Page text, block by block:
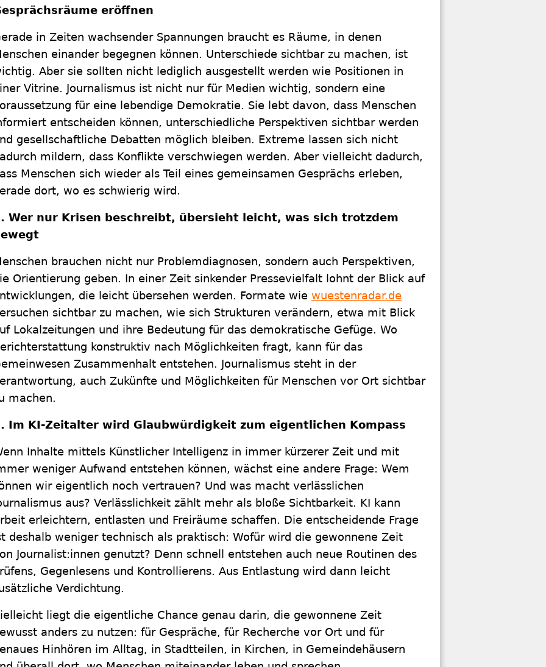
eröffnen
in Zeiten wachsender Spannungen braucht es Räume, in denen
einander begegnen können. Unterschiede sichtbar zu machen, ist
Aber sie sollten nicht lediglich ausgestellt werden wie Positionen in
Vitrine. Journalismus ist nicht nur für Medien wichtig, sondern eine
für eine lebendige Demokratie. Sie lebt davon, dass Menschen
entscheiden können, unterschiedliche Perspektiven sichtbar werden
gesellschaftliche Debatten möglich bleiben. Extreme lassen sich nicht
mildern, dass Konflikte verschwiegen werden. Aber vielleicht dadurch,
Menschen sich wieder als Teil eines gemeinsamen Gesprächs erleben,
dort, wo es schwierig wird.
Wer nur Krisen beschreibt, übersieht leicht, was sich trotzdem
brauchen nicht nur Problemdiagnosen, sondern auch Perspektiven,
Orientierung geben. In einer Zeit sinkender Pressevielfalt lohnt der Blick auf
die leicht übersehen werden. Formate wie wuestenradar.de
sichtbar zu machen, wie sich Strukturen verändern, etwa mit Blick
Lokalzeitungen und ihre Bedeutung für das demokratische Gefüge. Wo
konstruktiv nach Möglichkeiten fragt, kann für das
Zusammenhalt entstehen. Journalismus steht in der
auch Zukünfte und Möglichkeiten für Menschen vor Ort sichtbar
machen.
Im KI-Zeitalter wird Glaubwürdigkeit zum eigentlichen Kompass
Inhalte mittels Künstlicher Intelligenz in immer kürzerer Zeit und mit
weniger Aufwand entstehen können, wächst eine andere Frage: Wem
wir eigentlich noch vertrauen? Und was macht verlässlichen
aus? Verlässlichkeit zählt mehr als bloße Sichtbarkeit. KI kann
erleichtern, entlasten und Freiräume schaffen. Die entscheidende Frage
deshalb weniger technisch als praktisch: Wofür wird die gewonnene Zeit
Journalist:innen genutzt? Denn schnell entstehen auch neue Routinen des
Gegenlesens und Kontrollierens. Aus Entlastung wird dann leicht
Verdichtung.
liegt die eigentliche Chance genau darin, die gewonnene Zeit
anders zu nutzen: für Gespräche, für Recherche vor Ort und für
Hinhören im Alltag, in Stadtteilen, in Kirchen, in Gemeindehäusern